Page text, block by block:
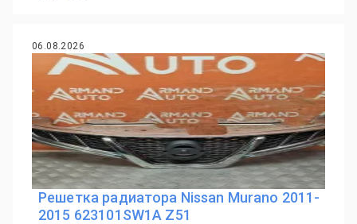
06.08.2026
Решетка радиатора Nissan Murano 2011-
2015 623101SW1A Z51